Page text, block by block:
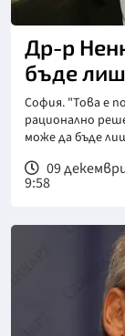
Др-р
бъде
София. "Това е
рационално
може да бъде
09
9:58